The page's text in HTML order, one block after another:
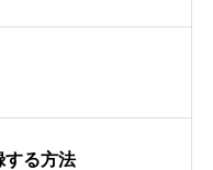
する方法